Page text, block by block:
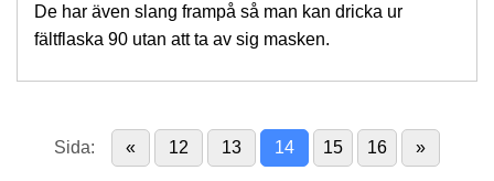
De har även slang frampå så man kan dricka ur
fältflaska 90 utan att ta av sig masken.
Sida: « 12 13 14 15 16 »